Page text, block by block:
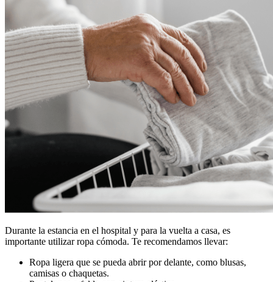
Durante la estancia en el hospital y para la vuelta a casa, es
importante utilizar ropa cómoda. Te recomendamos llevar:
Ropa ligera que se pueda abrir por delante, como blusas,
camisas o chaquetas.